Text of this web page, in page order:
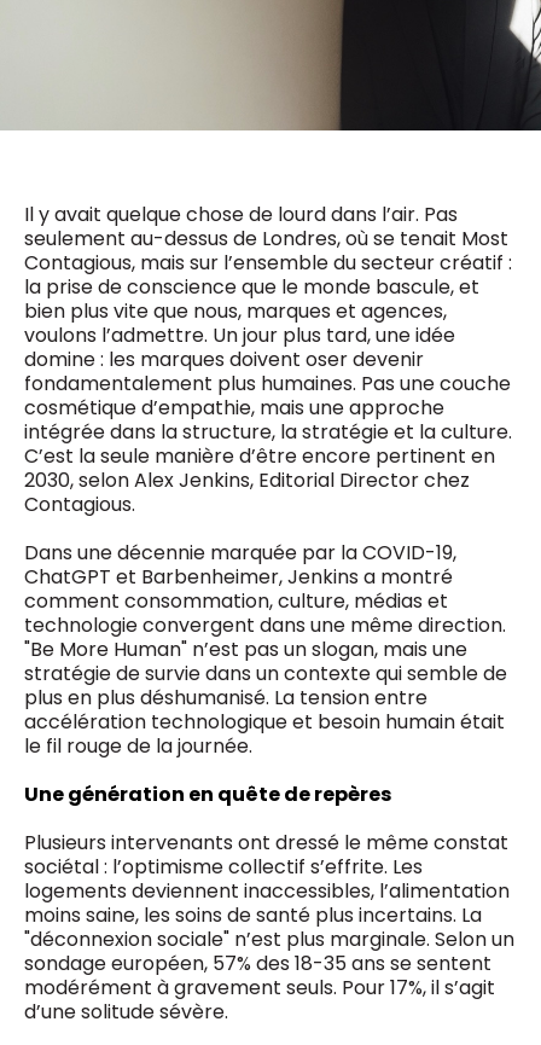
Il y avait quelque chose de lourd dans l’air. Pas
seulement au-dessus de Londres, où se tenait Most
Contagious, mais sur l’ensemble du secteur créatif :
la prise de conscience que le monde bascule, et
bien plus vite que nous, marques et agences,
voulons l’admettre. Un jour plus tard, une idée
domine : les marques doivent oser devenir
fondamentalement plus humaines. Pas une couche
cosmétique d’empathie, mais une approche
intégrée dans la structure, la stratégie et la culture.
C’est la seule manière d’être encore pertinent en
2030, selon Alex Jenkins, Editorial Director chez
Contagious.
Dans une décennie marquée par la COVID-19,
ChatGPT et Barbenheimer, Jenkins a montré
comment consommation, culture, médias et
technologie convergent dans une même direction.
"Be More Human" n’est pas un slogan, mais une
stratégie de survie dans un contexte qui semble de
plus en plus déshumanisé. La tension entre
accélération technologique et besoin humain était
le fil rouge de la journée.
Une génération en quête de repères
Plusieurs intervenants ont dressé le même constat
sociétal : l’optimisme collectif s’effrite. Les
logements deviennent inaccessibles, l’alimentation
moins saine, les soins de santé plus incertains. La
"déconnexion sociale" n’est plus marginale. Selon un
sondage européen, 57% des 18-35 ans se sentent
modérément à gravement seuls. Pour 17%, il s’agit
d’une solitude sévère.
Chief Editor
Damien Lemaire
0477 37 31 65
d.lemaire@mm.be
5 x week
MM e - News
1 x week
MM Brunch
1 x week
MM Tech
10 x year
MM Best of
Research
10 x year
MM Blue
4 x year
MM Magazine
(digital)
Des questions ?